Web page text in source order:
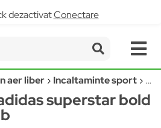
dezactivatConectare
aer liber Incaltaminte sport
superstar bold